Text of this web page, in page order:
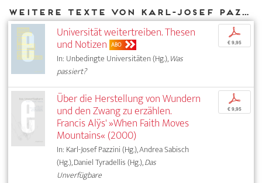
Weitere Texte von Karl-Josef Pazzini bei DIAPHANES
Universität weitertreiben. Thesen
und Notizen ABO
In: Unbedingte Universitäten (Hg.),Was
passiert?
p
€ 9,95
Über die Herstellung von Wundern
und den Zwang zu erzählen.
Francis Alÿs' »When Faith Moves
Mountains« (2000)
In: Karl-Josef Pazzini (Hg.), Andrea Sabisch
(Hg.), Daniel Tyradellis (Hg.),Das
Unverfügbare
p
€ 9,95